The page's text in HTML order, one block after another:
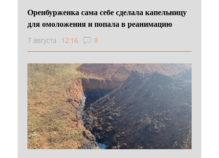
Оренбурженка сама себе сделала капельницу
для омоложения и попала в реанимацию
7 августа 12:16 8